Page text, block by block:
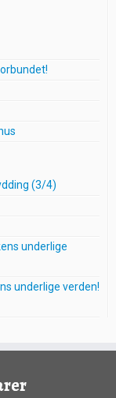
(3/4)
underlige
underlige verden!